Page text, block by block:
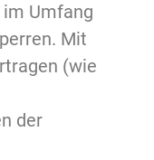
Umfang
Mit
(wie
der